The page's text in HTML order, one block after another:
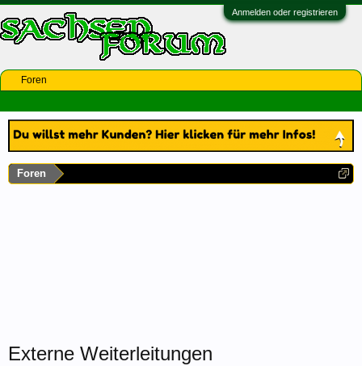
Anmelden oder registrieren
Foren
Externe Weiterleitungen
Foren